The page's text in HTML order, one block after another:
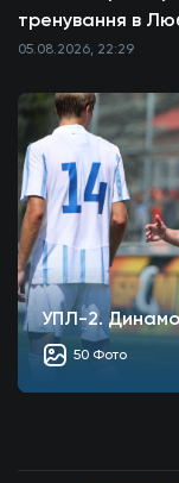
тренування в
05.08.2026, 22:29
УПЛ-2. Динамо
50 Фото